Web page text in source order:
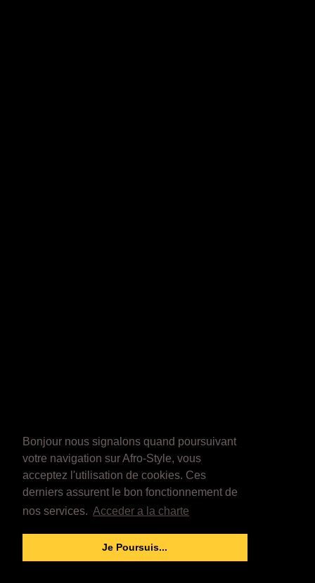
Bonjour nous signalons quand poursuivant
votre navigation sur Afro-Style, vous
acceptez l'utilisation de cookies. Ces
derniers assurent le bon fonctionnement de
nos services. Acceder a la charte
Je Poursuis...